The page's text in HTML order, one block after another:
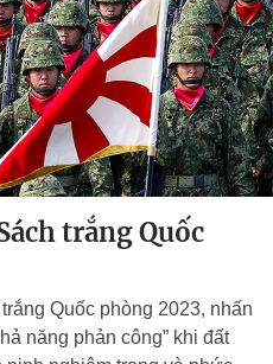
trắng Quốc
Quốc phòng 2023, nhấn
năng phản công” khi đất